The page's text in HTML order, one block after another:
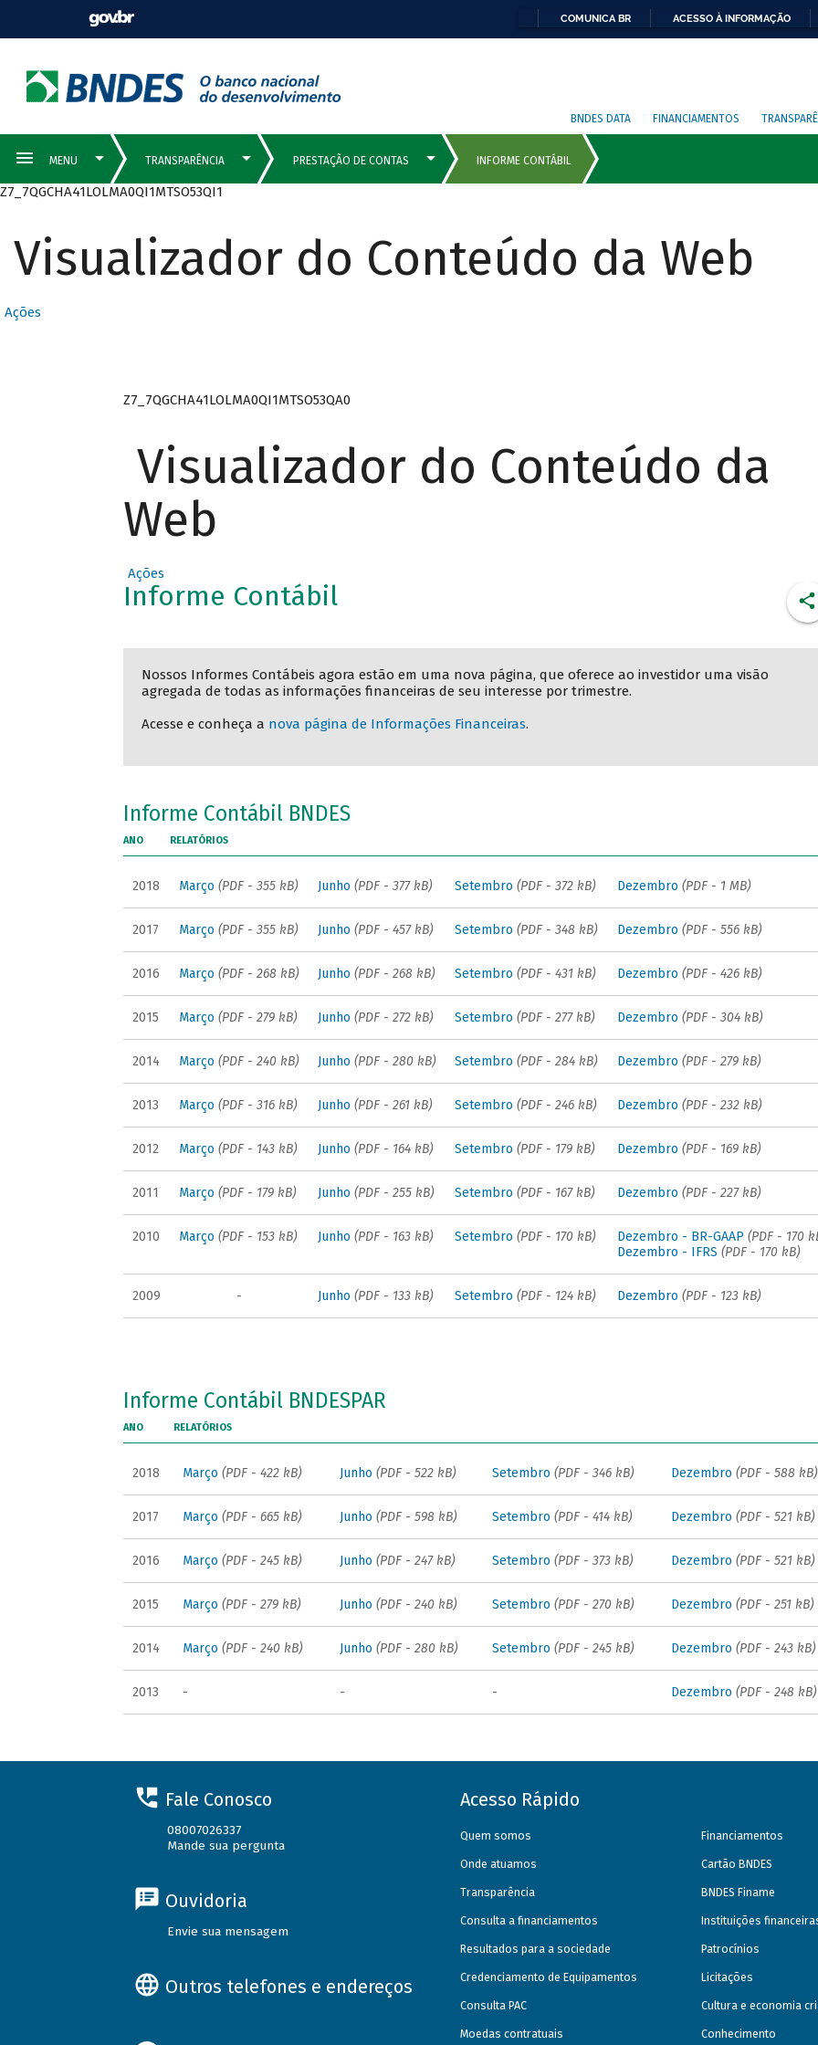
COMUNICA BR ACESSO À INFORMAÇÃO
BNDES DATA FINANCIAMENTOS
Z7_7QGCHA41LOLMA0QI1MTSO53QI1
Visualizador do Conteúdo da Web
Ações
Z7_7QGCHA41LOLMA0QI1MTSO53QA0
Visualizador do Conteúdo da
Web
Ações
Informe Contábil
Nossos Informes Contábeis agora estão em uma nova página, que oferece ao investidor uma visão
agregada de todas as informações financeiras de seu interesse por trimestre.
Acesse e conheça a nova página de Informações Financeiras.
Informe Contábil BNDES
ANO RELATÓRIOS
2018 Março (PDF - 355 kB) Junho (PDF - 377 kB) Setembro (PDF - 372 kB) Dezembro (PDF - 1 MB)
2017 Março (PDF - 355 kB) Junho (PDF - 457 kB) Setembro (PDF - 348 kB) Dezembro (PDF - 556 kB)
2016 Março (PDF - 268 kB) Junho (PDF - 268 kB) Setembro (PDF - 431 kB) Dezembro (PDF - 426 kB)
2015 Março (PDF - 279 kB) Junho (PDF - 272 kB) Setembro (PDF - 277 kB) Dezembro (PDF - 304 kB)
2014 Março (PDF - 240 kB) Junho (PDF - 280 kB) Setembro (PDF - 284 kB) Dezembro (PDF - 279 kB)
2013 Março (PDF - 316 kB) Junho (PDF - 261 kB) Setembro (PDF - 246 kB) Dezembro (PDF - 232 kB)
2012 Março (PDF - 143 kB) Junho (PDF - 164 kB) Setembro (PDF - 179 kB) Dezembro (PDF - 169 kB)
2011 Março (PDF - 179 kB) Junho (PDF - 255 kB) Setembro (PDF - 167 kB) Dezembro (PDF - 227 kB)
2010 Março (PDF - 153 kB) Junho (PDF - 163 kB) Setembro (PDF - 170 kB) Dezembro - BR-GAAP (PDF - 170
Dezembro - IFRS (PDF - 170 kB)
2009 - Junho (PDF - 133 kB) Setembro (PDF - 124 kB) Dezembro (PDF - 123 kB)
Informe Contábil BNDESPAR
ANO RELATÓRIOS
2018 Março (PDF - 422 kB) Junho (PDF - 522 kB) Setembro (PDF - 346 kB) Dezembro (PDF - 588 kB)
2017 Março (PDF - 665 kB) Junho (PDF - 598 kB) Setembro (PDF - 414 kB) Dezembro (PDF - 521 kB)
2016 Março (PDF - 245 kB) Junho (PDF - 247 kB) Setembro (PDF - 373 kB) Dezembro (PDF - 521 kB)
2015 Março (PDF - 279 kB) Junho (PDF - 240 kB) Setembro (PDF - 270 kB) Dezembro (PDF - 251 kB)
2014 Março (PDF - 240 kB) Junho (PDF - 280 kB) Setembro (PDF - 245 kB) Dezembro (PDF - 243 kB)
2013 - - - Dezembro (PDF - 248 kB)
Fale Conosco
08007026337
Mande sua pergunta
Ouvidoria
Envie sua mensagem
Outros telefones e endereços
Acesso Rápido
Quem somos
Onde atuamos
Transparência
Consulta a financiamentos
Resultados para a sociedade
Credenciamento de Equipamentos
Consulta PAC
Moedas contratuais
Financiamentos
Cartão BNDES
BNDES Finame
Instituições
Patrocínios
Licitações
Cultura e economia
Conhecimento